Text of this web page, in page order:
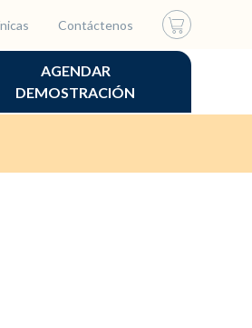
Contáctenos
AGENDAR
DEMOSTRACIÓN